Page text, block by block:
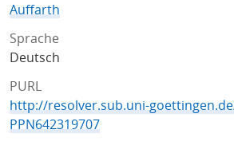
Auffarth
Sprache
Deutsch
PURL
http://resolver.sub.uni-
PPN642319707